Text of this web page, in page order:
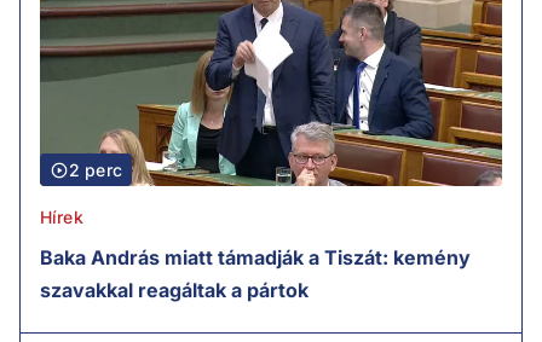
2 perc
Hírek
Baka András miatt támadják a Tiszát: kemény
szavakkal reagáltak a pártok